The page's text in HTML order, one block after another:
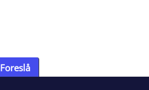
Foreslå